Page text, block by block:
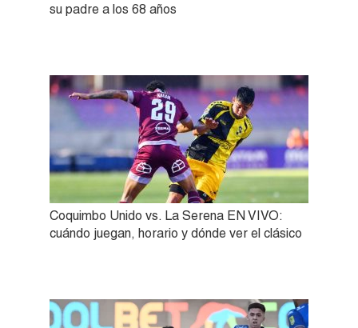
su padre a los 68 años
Coquimbo Unido vs. La Serena EN VIVO:
cuándo juegan, horario y dónde ver el clásico